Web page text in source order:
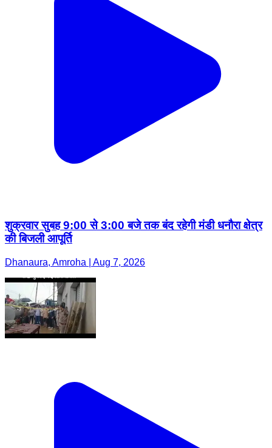
शुक्रवार सुबह 9:00 से 3:00 बजे तक बंद रहेगी मंडी धनौरा क्षेत्र
की बिजली आपूर्ति
Dhanaura, Amroha | Aug 7, 2026